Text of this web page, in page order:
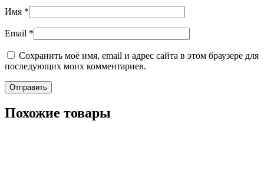
Имя *
Email *
Сохранить моё имя, email и адрес сайта в этом браузере для
последующих моих комментариев.
Похожие товары